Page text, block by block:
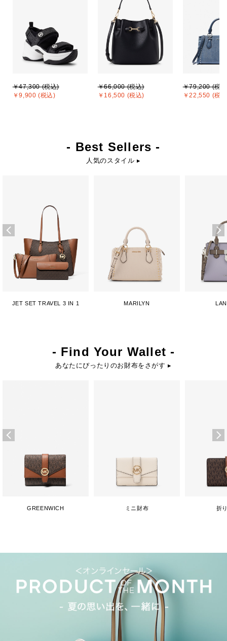
￥47,300 (税込)
￥9,900 (税込)
￥66,000 (税込)
￥16,500 (税込)
￥79,200 (税
￥22,550 (税
- Best Sellers -
人気のスタイル ▸
JET SET TRAVEL 3 IN 1 MARILYN
- Find Your Wallet -
あなたにぴったりのお財布をさがす ▸
GREENWICH ミニ財布 折